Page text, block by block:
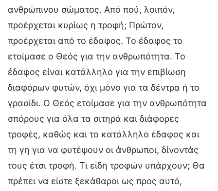
ανθρώπινου σώματος. Από πού, λοιπόν,
προέρχεται κυρίως η τροφή; Πρώτον,
προέρχεται από το έδαφος. Το έδαφος το
ετοίμασε ο Θεός για την ανθρωπότητα. Το
έδαφος είναι κατάλληλο για την επιβίωση
διαφόρων φυτών, όχι μόνο για τα δέντρα ή το
γρασίδι. Ο Θεός ετοίμασε για την ανθρωπότητα
σπόρους για όλα τα σιτηρά και διάφορες
τροφές, καθώς και το κατάλληλο έδαφος και
τη γη για να φυτέψουν οι άνθρωποι, δίνοντάς
τους έτσι τροφή. Τι είδη τροφών υπάρχουν; Θα
πρέπει να είστε ξεκάθαροι ως προς αυτό,